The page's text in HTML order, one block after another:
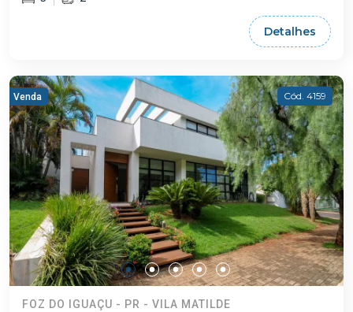
Detalhes
Venda Cód. 4159
FOZ DO IGUAÇU - PR - VILA MATILDE